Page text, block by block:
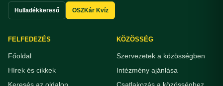
Hulladékkereső OSZKár Kvíz
FELFEDEZÉS
Főoldal
Hírek és cikkek
Keresés az oldalon
KÖZÖSSÉG
Szervezetek a közösségben
Intézmény ajánlása
Csatlakozás a közösséghez